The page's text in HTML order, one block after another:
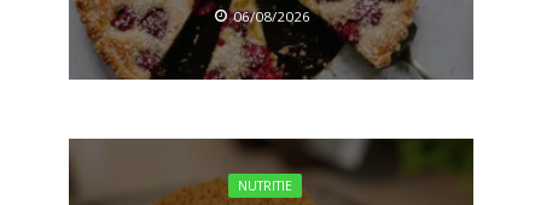
06/08/2026
NUTRITIE